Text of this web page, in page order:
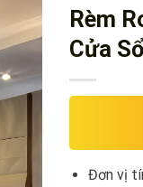
Rèm
Cửa Sổ
Đơn vị